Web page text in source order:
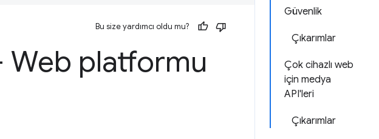
Güvenlik
Çıkarımlar
Çok cihazlı web
için medya
API'leri
Çıkarımlar
Bu size yardımcı oldu mu?
Web platformu